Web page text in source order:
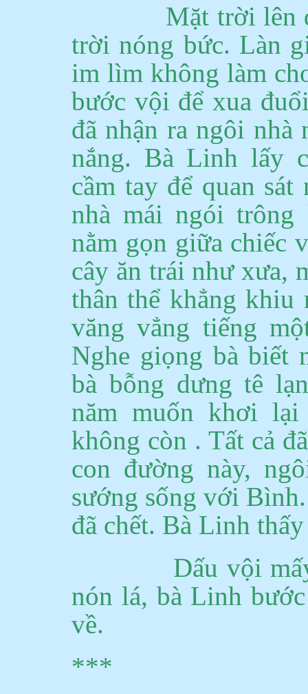
Mặt trời lên
trời nóng bức. Làn
im lìm không làm
bước vội để xua
đã nhận ra ngôi
nắng. Bà Linh lấy
cầm tayđể quan sát
nhà mái ngói
nằm gọn giữa chiếc
cây ăn trái như xưa,
thân thể khẳng
văng vẳng tiếng
Nghe giọng bà biết
bà bỗng dưng tê
năm muốn khơi
không còn . Tất cả
con đường này,
sướng sống với
đã chết. Bà Linh
Dấu vội
nón lá, bà Linh
về.
***